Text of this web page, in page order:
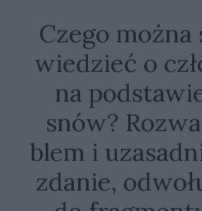
Cze­go
wie­dzieć o
na
snów?
blem i
zda­nie,